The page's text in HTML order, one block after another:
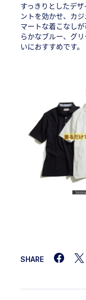
すっきりとしたデ
ントを効かせ、カ
マートな着こなし
らかなブルー、グ
いにおすすめです。
SHARE